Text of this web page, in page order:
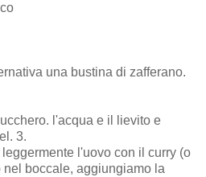
una bustina di zafferano.
l'acqua e il lievito e
3.
l'uovo con il curry (o
nel boccale, aggiungiamo la